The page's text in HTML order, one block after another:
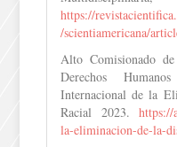
https://
/scientiamericana/
Alto Comisionado
Derechos
Internacional de la
Racial 2023. https://
la-eliminacion-de-la-